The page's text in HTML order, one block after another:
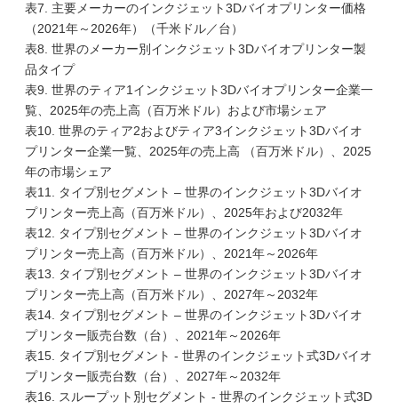
表7. 主要メーカーのインクジェット3Dバイオプリンター価格
（2021年～2026年）（千米ドル／台）
表8. 世界のメーカー別インクジェット3Dバイオプリンター製
品タイプ
表9. 世界のティア1インクジェット3Dバイオプリンター企業一
覧、2025年の売上高（百万米ドル）および市場シェア
表10. 世界のティア2およびティア3インクジェット3Dバイオ
プリンター企業一覧、2025年の売上高 （百万米ドル）、2025
年の市場シェア
表11. タイプ別セグメント – 世界のインクジェット3Dバイオ
プリンター売上高（百万米ドル）、2025年および2032年
表12. タイプ別セグメント – 世界のインクジェット3Dバイオ
プリンター売上高（百万米ドル）、2021年～2026年
表13. タイプ別セグメント – 世界のインクジェット3Dバイオ
プリンター売上高（百万米ドル）、2027年～2032年
表14. タイプ別セグメント – 世界のインクジェット3Dバイオ
プリンター販売台数（台）、2021年～2026年
表15. タイプ別セグメント - 世界のインクジェット式3Dバイオ
プリンター販売台数（台）、2027年～2032年
表16. スループット別セグメント - 世界のインクジェット式3D